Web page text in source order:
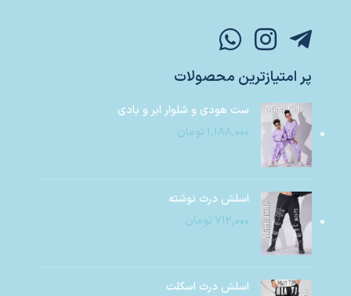
پر امتیازترین محصولات
ست هودی و شلوار ابر و بادی
۱,۱۸۸,۰۰۰ تومان
اسلش درث نوشته
۷۱۲,۰۰۰ تومان
اسلش درث اسکلت